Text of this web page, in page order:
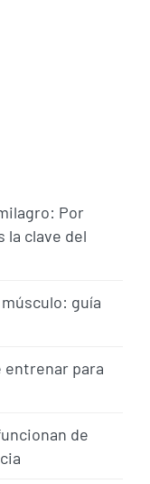
Por
la clave del
guía
entrenar para
de